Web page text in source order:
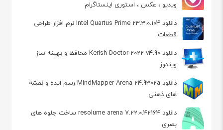
ویدیو ، عکس ، استوری اینستاگرام
دانلود Intel Quartus Prime 23.3.0.104 نرم افزار طراحی
قطعات
دانلود Kerish Doctor 2022 v4.90 محافظ و بهینه ساز
ویندوز
دانلود MindMapper Arena 24.9302a رسم ایده و نقشه
های ذهنی
دانلود resolume arena 7.22.0.42164 ساخت جلوه های
بصری